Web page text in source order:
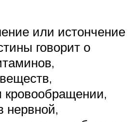
или истончение
говорит о
кровообращении,
нервной,